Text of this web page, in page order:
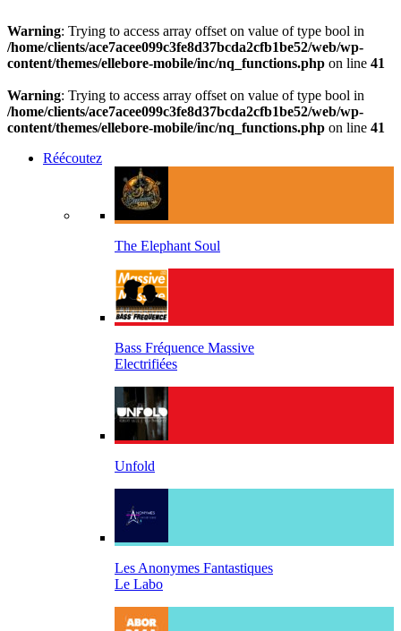
Warning: Trying to access array offset on value of type bool in
/home/clients/ace7acee099c3fe8d37bcda2cfb1be52/web/wp-
content/themes/ellebore-mobile/inc/nq_functions.php on line 41
Warning: Trying to access array offset on value of type bool in
/home/clients/ace7acee099c3fe8d37bcda2cfb1be52/web/wp-
content/themes/ellebore-mobile/inc/nq_functions.php on line 41
Réécoutez
The Elephant Soul
Bass Fréquence Massive
Electrifiées
Unfold
Les Anonymes Fantastiques
Le Labo